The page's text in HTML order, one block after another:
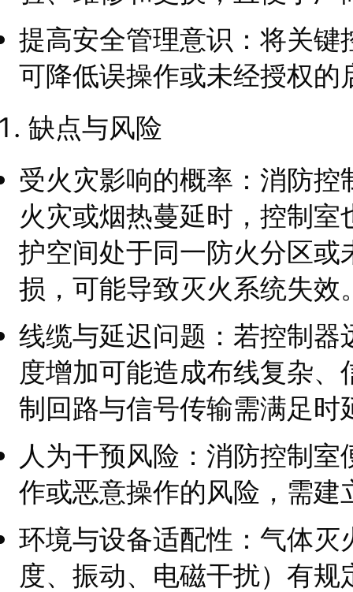
提高安全管理意识：将关
可降低误操作或未经授权的
缺点与风险
受火灾影响的概率：消防
火灾或烟热蔓延时，控制
护空间处于同一防火分区
损，可能导致灭火系统失效
线缆与延迟问题：若控制
度增加可能造成布线复杂
制回路与信号传输需满足时
人为干预风险：消防控制
作或恶意操作的风险，需
环境与设备适配性：气体
度、振动、电磁干扰）有